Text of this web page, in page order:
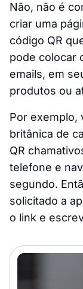
Não, não é
criar uma
código QR
pode colocar
emails, em
produtos ou
Por exemplo,
britânica de
QR
telefone e
segundo.
solicitado a
o link e